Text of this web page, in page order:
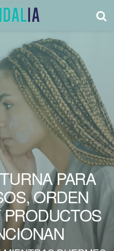
PARA
ORDEN